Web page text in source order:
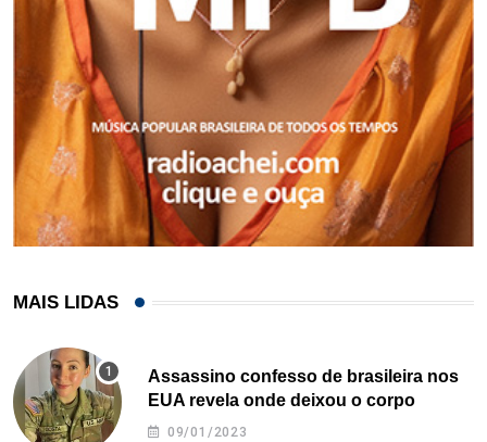
MAIS LIDAS
Assassino confesso de brasileira nos
EUA revela onde deixou o corpo
09/01/2023